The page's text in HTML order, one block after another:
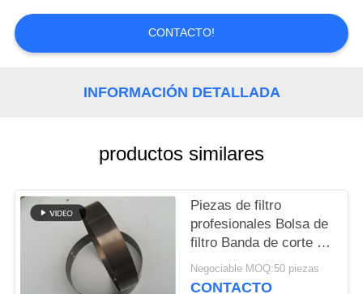
CON
MAPA
CONTACTO!
INFORMACIÓN DETALLADA
productos similares
Piezas de filtro
profesionales Bolsa de
filtro Banda de corte de
material y tamaño
diferente
Negociable MOQ:50 piezas
CONTACTO